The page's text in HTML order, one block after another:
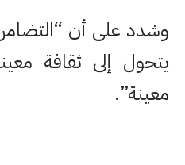
وشدد على أن
يتحول إلى ثقافة
معينة”.